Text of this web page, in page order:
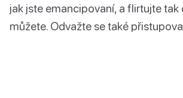
jak jste emancipovaní, a flirtujte tak
můžete. Odvažte se také